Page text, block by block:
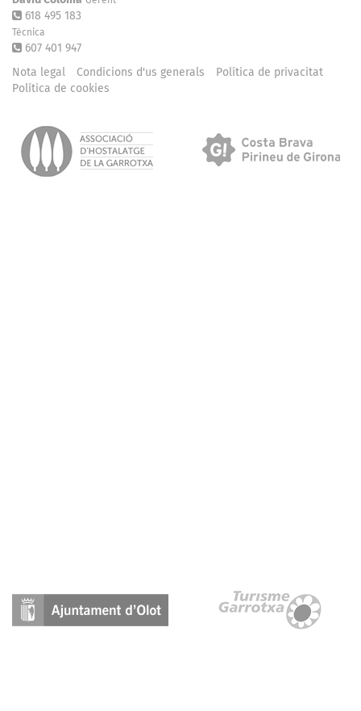
618 495 183
Tècnica
607 401 947
Nota legal
Condicions d'us generals
Política de privacitat
Política de cookies